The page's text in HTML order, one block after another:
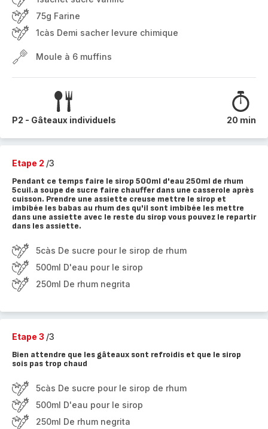
75g Farine
1càs Demi sacher levure chimique
Moule à 6 muffins
P2 - Gâteaux individuels 20 min
Etape 2 /3
Pendant ce temps faire le sirop 500ml d'eau 250ml de rhum
5cuil.a soupe de sucre faire chauffer dans une casserole après
cuisson. Prendre une assiette creuse mettre le sirop et
imbibée les babas au rhum des qu'il sont imbibée les mettre
dans une assiette avec le reste du sirop vous pouvez le repartir
dans les assiette.
5càs De sucre pour le sirop de rhum
500ml D'eau pour le sirop
250ml De rhum negrita
Etape 3 /3
Bien attendre que les gâteaux sont refroidis et que le sirop
sois pas trop chaud
5càs De sucre pour le sirop de rhum
500ml D'eau pour le sirop
250ml De rhum negrita